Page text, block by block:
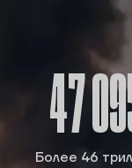
47
Более 46